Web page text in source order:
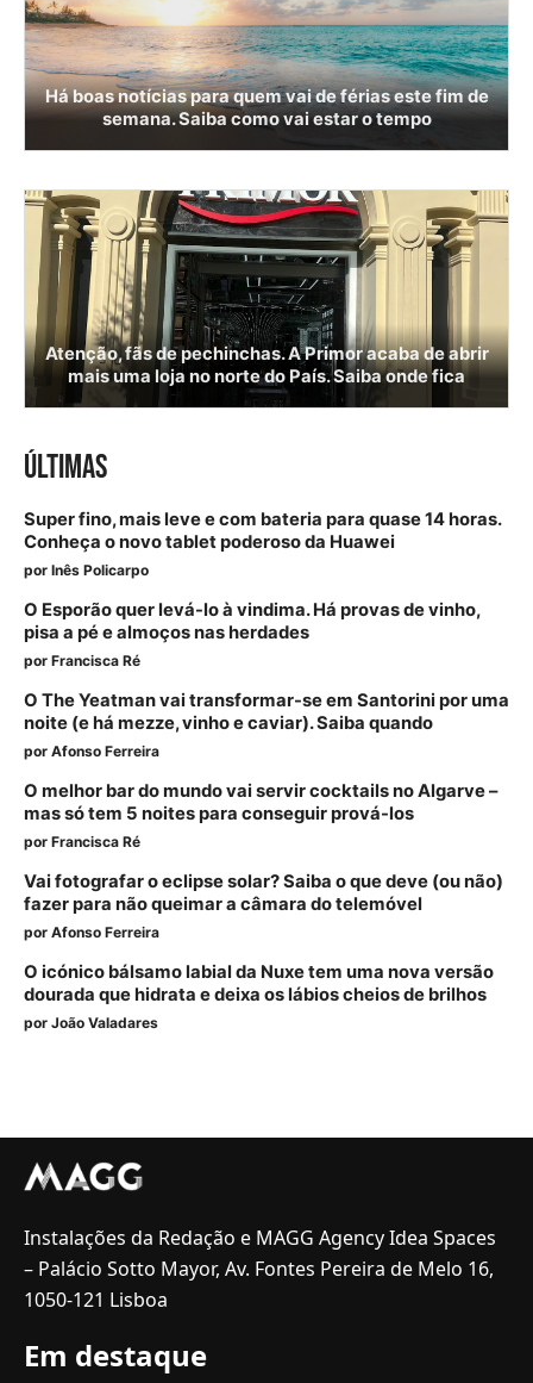
Há boas notícias para quem vai de férias este fim de
semana. Saiba como vai estar o tempo
Atenção, fãs de pechinchas. A Primor acaba de abrir
mais uma loja no norte do País. Saiba onde fica
ÚLTIMAS
Super fino, mais leve e com bateria para quase 14 horas.
Conheça o novo tablet poderoso da Huawei
por Inês Policarpo
O Esporão quer levá-lo à vindima. Há provas de vinho,
pisa a pé e almoços nas herdades
por Francisca Ré
O The Yeatman vai transformar-se em Santorini por uma
noite (e há mezze, vinho e caviar). Saiba quando
por Afonso Ferreira
O melhor bar do mundo vai servir cocktails no Algarve –
mas só tem 5 noites para conseguir prová-los
por Francisca Ré
Vai fotografar o eclipse solar? Saiba o que deve (ou não)
fazer para não queimar a câmara do telemóvel
por Afonso Ferreira
O icónico bálsamo labial da Nuxe tem uma nova versão
dourada que hidrata e deixa os lábios cheios de brilhos
por João Valadares
Instalações da Redação e MAGG Agency Idea Spaces
– Palácio Sotto Mayor, Av. Fontes Pereira de Melo 16,
1050-121 Lisboa
Em destaque